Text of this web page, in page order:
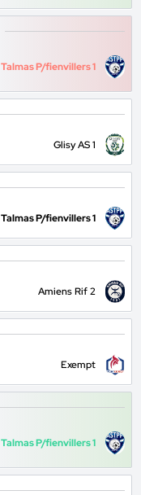
Talmas P/fienvillers 1
Glisy AS 1
Talmas P/fienvillers 1
Amiens Rif 2
Exempt
Talmas P/fienvillers 1